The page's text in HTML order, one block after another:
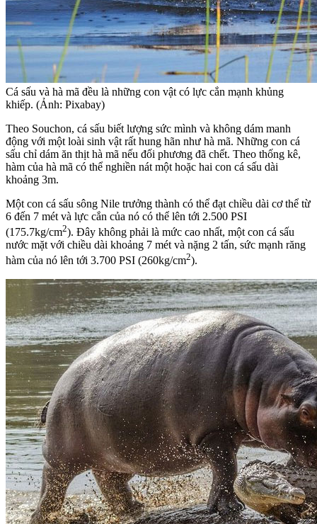
Cá sấu và hà mã đều là những con vật có lực cắn mạnh khủng
khiếp. (Ảnh: Pixabay)
Theo Souchon, cá sấu biết lượng sức mình và không dám manh
động với một loài sinh vật rất hung hãn như hà mã. Những con cá
sấu chỉ dám ăn thịt hà mã nếu đối phương đã chết. Theo thống kê,
hàm của hà mã có thể nghiền nát một hoặc hai con cá sấu dài
khoảng 3m.
Một con cá sấu sông Nile trưởng thành có thể đạt chiều dài cơ thể từ
6 đến 7 mét và lực cắn của nó có thể lên tới 2.500 PSI
(175.7kg/cm2). Đây không phải là mức cao nhất, một con cá sấu
nước mặt với chiều dài khoảng 7 mét và nặng 2 tấn, sức mạnh răng
hàm của nó lên tới 3.700 PSI (260kg/cm2).